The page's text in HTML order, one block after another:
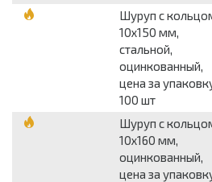
Шуруп с
10х150 мм,
стальной,
оцинкованный,
цена за
100 шт
Шуруп с
10х160 мм,
оцинкованный,
цена за